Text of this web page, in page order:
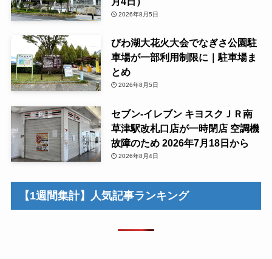
2026年8月5日
びわ湖大花火大会でなぎさ公園駐
車場が一部利用制限に｜駐車場ま
とめ
2026年8月5日
セブン-イレブン キヨスクＪＲ南
草津駅改札口店が一時閉店 空調機
故障のため 2026年7月18日から
2026年8月4日
【1週間集計】人気記事ランキング